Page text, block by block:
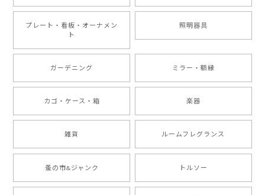
プレート・看板・オーナメン
ト
照明器具
ガーデニング ミラー・額縁
カゴ・ケース・箱 楽器
雑貨 ルームフレグランス
蚤の市&ジャンク トルソー